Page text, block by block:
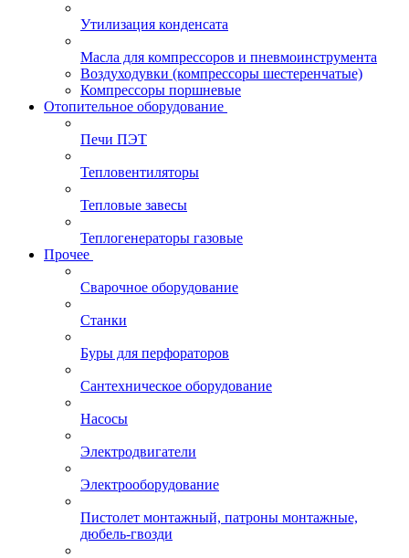
Утилизация конденсата
Масла для компрессоров и пневмоинструмента
Воздуходувки (компрессоры шестеренчатые)
Компрессоры поршневые
Отопительное оборудование
Печи ПЭТ
Тепловентиляторы
Тепловые завесы
Теплогенераторы газовые
Прочее
Сварочное оборудование
Станки
Буры для перфораторов
Сантехническое оборудование
Насосы
Электродвигатели
Электрооборудование
Пистолет монтажный, патроны монтажные,
дюбель-гвозди